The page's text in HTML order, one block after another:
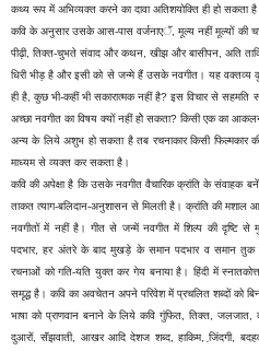
कथ्य रूप में अभिव्यक्त करने का दावा अतिशयोक्ति ही हो सकता
कवि के अनुसार उसके आस-पास वर्जनाएॅं, मूल्य नहीं मूल्यों की
पीढ़ी, तिक्त-चुभते संवाद और कथन, खीझ और बासीपन, अति
धिरी भीड़ है और इसी को से जन्मे हैं उसके नवगीत। यह वक्तव्य
ही है, कुछ भी-कहीं भी सकारात्मक नहीं है? इस विचार से
अच्छा नवगीत का विषय क्यों नहीं होे सकता? किसी एक का
अन्य के लिये अशुभ हो सकता है तब रचनाकार किसी फिल्मकार की
माध्यम से व्यक्त कर सकता है।
कवि की अपेक्षा है कि उसके नवगीत वैचारिक क्रांति के संवाहक
ताकत त्याग-बलिदान-अनुशासन से मिलती है। क्रांति की
नवगीतों में नहीं है। गीत से जन्में नवगीत में शिल्प की दृष्टि से
पदभार, हर अंतरे के बाद मुखड़े के समान पदभार व समान तुक
रचनाओं को गति-यति युक्त कर गेय बनाया है। हिंदी में
समृद्ध है। कवि का अवचेतन अपने परिवेश में प्रचलित शब्दों को
भाषा को प्राणवान बनाने के लिये कवि गुंफित, तिक्त,
दुआरों, सॅंझवाती, आखर आदि देशज शब्द, हाकिम, जि़ंदगी,